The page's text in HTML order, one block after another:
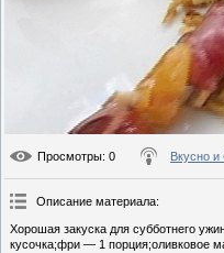
Просмотры: 0 Вкусно и
Описание материала:
Хорошая закуска для субботнего
кусочка;фри — 1 порция;оливковое